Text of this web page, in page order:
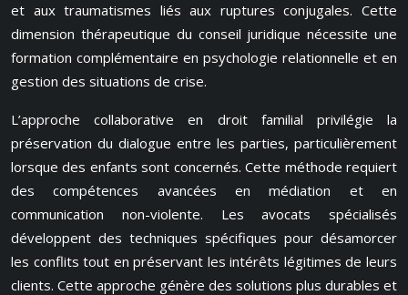
et aux traumatismes liés aux ruptures conjugales. Cette
dimension thérapeutique du conseil juridique nécessite une
formation complémentaire en psychologie relationnelle et en
gestion des situations de crise.
L’approche collaborative en droit familial privilégie la
préservation du dialogue entre les parties, particulièrement
lorsque des enfants sont concernés. Cette méthode requiert
des compétences avancées en médiation et en
communication non-violente. Les avocats spécialisés
développent des techniques spécifiques pour désamorcer
les conflits tout en préservant les intérêts légitimes de leurs
clients. Cette approche génère des solutions plus durables et